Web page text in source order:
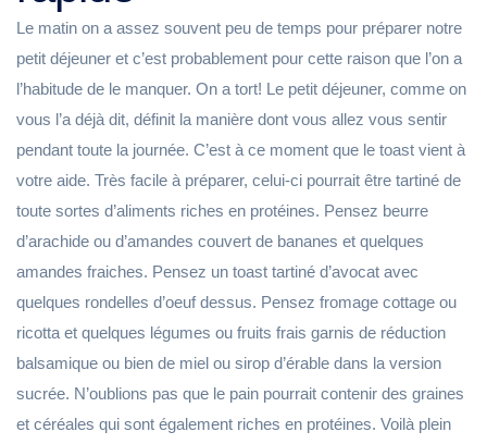
Le matin on a assez souvent peu de temps pour préparer notre
petit déjeuner et c’est probablement pour cette raison que l’on a
l’habitude de le manquer. On a tort! Le petit déjeuner, comme on
vous l’a déjà dit, définit la manière dont vous allez vous sentir
pendant toute la journée. C’est à ce moment que le toast vient à
votre aide. Très facile à préparer, celui-ci pourrait être tartiné de
toute sortes d’aliments riches en protéines. Pensez beurre
d’arachide ou d’amandes couvert de bananes et quelques
amandes fraiches. Pensez un toast tartiné d’avocat avec
quelques rondelles d’oeuf dessus. Pensez fromage cottage ou
ricotta et quelques légumes ou fruits frais garnis de réduction
balsamique ou bien de miel ou sirop d’érable dans la version
sucrée. N’oublions pas que le pain pourrait contenir des graines
et céréales qui sont également riches en protéines. Voilà plein